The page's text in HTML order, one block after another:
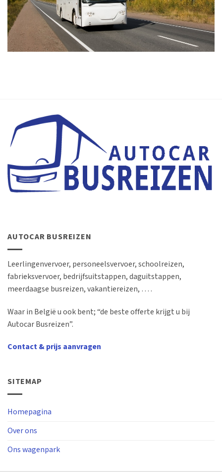
AUTOCAR BUSREIZEN
Leerlingenvervoer, personeelsvervoer, schoolreizen,
fabrieksvervoer, bedrijfsuitstappen, daguitstappen,
meerdaagse busreizen, vakantiereizen, … .
Waar in België u ook bent; “de beste offerte krijgt u bij
Autocar Busreizen”.
Contact & prijs aanvragen
SITEMAP
Homepagina
Over ons
Ons wagenpark